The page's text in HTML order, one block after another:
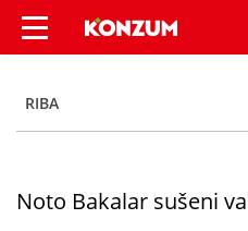
Noto Bakalar
RIBA
Noto Bakalar sušeni